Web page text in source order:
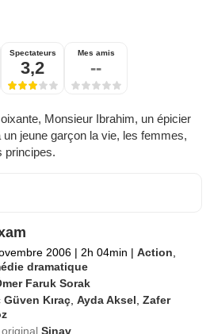
Spectateurs
3,2
Mes amis
--
Monsieur Ibrahim, un épicier
jeune garçon la vie, les femmes,
principes.
2006 | 2h 04min | Action
dramatique
Faruk Sorak
Güven Kıraç ,Ayda Aksel ,Zafer
originalSinav